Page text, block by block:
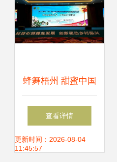
蜂舞梧州 甜蜜中国
——2021年中国蜂
业博览会暨全国蜂
查看详情
更新时间：2026-08-04
11:45:57